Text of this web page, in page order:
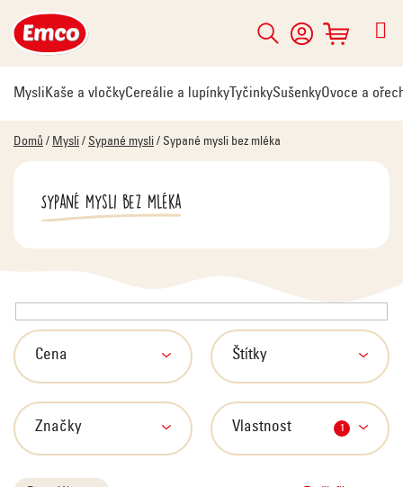
na
obsah
Hledat
NÁKUPNÍ
KOŠÍK
MysliKaše a vločkyCereálie a lupínky TyčinkySušenkyOvoce a
Domů / Mysli / Sypané mysli / Sypané mysli bez mléka
Sypané mysli bez mléka
Cena Štítky
Značky Vlastnost 1
V
ý
p
s
p
r
o